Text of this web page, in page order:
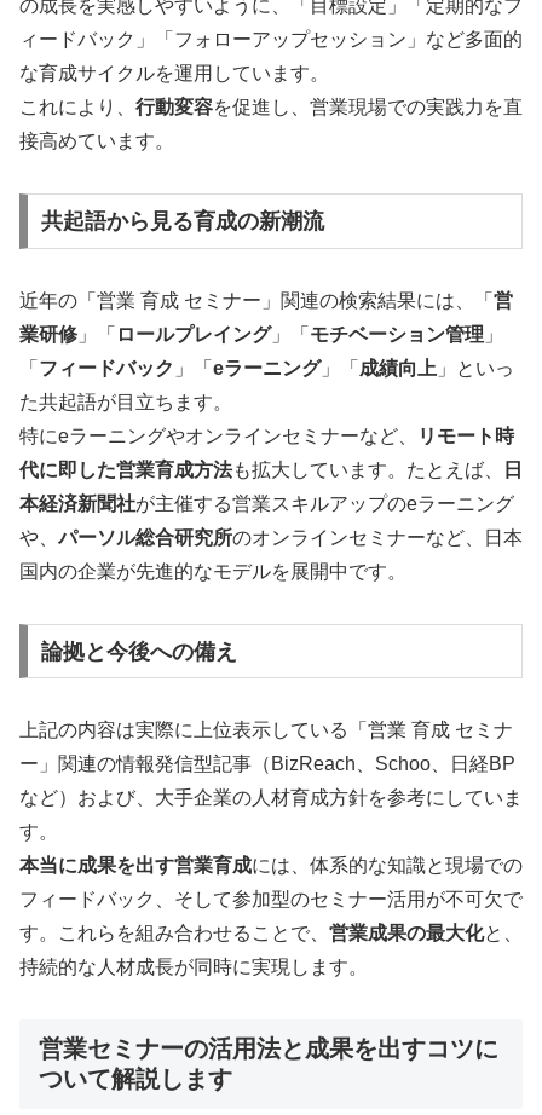
の成長を実感しやすいように、「目標設定」「定期的なフ
ィードバック」「フォローアップセッション」など多面的
な育成サイクルを運用しています。
これにより、 行動変容を促進し、営業現場での実践力を直
接高めています。
共起語から見る育成の新潮流
近年の「営業 育成 セミナー」関連の検索結果には、「 営
業研修 」「 ロールプレイング」「 モチベーション管理 」
「 フィードバック 」「 eラーニング」「 成績向上 」といっ
た共起語が目立ちます。
特にeラーニングやオンラインセミナーなど、
リモート時
代に即した営業育成方法も拡大しています。たとえば、
日
本経済新聞社が主催する営業スキルアップのeラーニング
や、パーソル総合研究所のオンラインセミナーなど、日本
国内の企業が先進的なモデルを展開中です。
論拠と今後への備え
上記の内容は実際に上位表示している「営業 育成 セミナ
ー」関連の情報発信型記事（BizReach、Schoo、日経BP
など）および、大手企業の人材育成方針を参考にしていま
す。
本当に成果を出す営業育成には、体系的な知識と現場での
フィードバック、そして参加型のセミナー活用が不可欠で
す。これらを組み合わせることで、 営業成果の最大化と、
持続的な人材成長が同時に実現します。
営業セミナーの活用法と成果を出すコツに
ついて解説します